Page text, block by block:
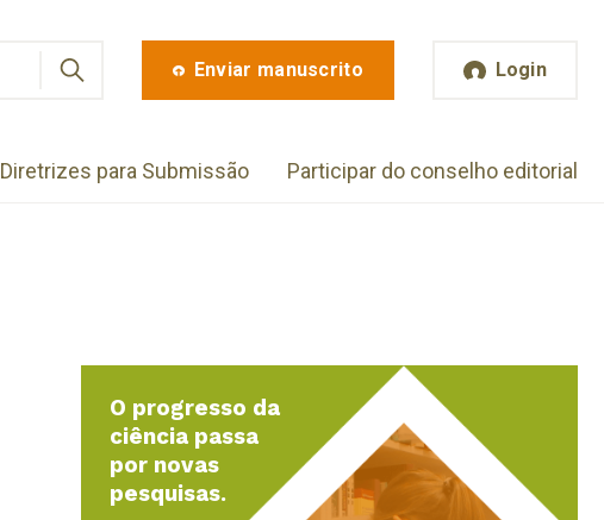
Enviar manuscrito Login
Diretrizes para Submissão Participar do conselho editorial
O progresso da
ciência passa
por novas
pesquisas.